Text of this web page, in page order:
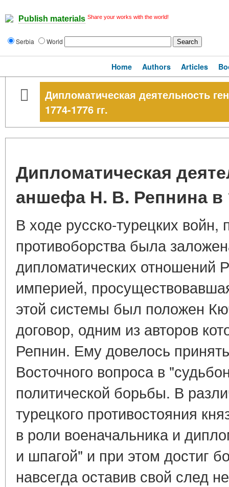
Publish materials Share your works with the world!
Serbia World
Home Authors Articles
Дипломатическая деятельность
1774-1776 гг.
Дипломатическая
аншефа Н. В. Репнина в
В ходе русско-турецких войн,
противоборства была
дипломатических отношений
империей,
этой системы был положен
договор, одним из авторов
Репнин. Ему довелось
Восточного вопроса в
политической борьбы. В
турецкого противостояния
в роли военачальника и
и шпагой" и при этом достиг
навсегда оставив свой след